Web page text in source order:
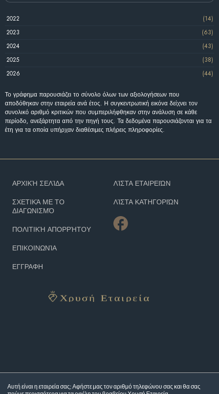
2022
(14)
2023
(63)
2024
(43)
2025
(38)
2026
(44)
Το γράφημα παρουσιάζει το σύνολο όλων των αξιολογήσεων που
αποδόθηκαν στην εταιρεία ανά έτος. Η συγκεντρωτική εικόνα δείχνει τον
συνολικό αριθμό κριτικών που συμπεριλήφθηκαν στην ανάλυση σε κάθε
περίοδο, ανεξάρτητα από την πηγή τους. Τα δεδομένα παρουσιάζονται για τα
έτη για τα οποία υπήρχαν διαθέσιμες πλήρεις πληροφορίες.
Αυτή είναι η εταιρεία σας; Αφήστε μας τον αριθμό τηλεφώνου σας και θα σας
ΑΡΧΙΚΉ ΣΕΛΊΔΑ
ΣΧΕΤΙΚΆ ΜΕ ΤΟ
ΔΙΑΓΩΝΙΣΜΌ
ΠΟΛΙΤΙΚΉ ΑΠΟΡΡΉΤΟΥ
ΕΠΙΚΟΙΝΩΝΊΑ
ΕΓΓΡΑΦΗ
ΛΊΣΤΑ ΕΤΑΙΡΕΙΏΝ
ΛΊΣΤΑ ΚΑΤΗΓΟΡΙΏΝ